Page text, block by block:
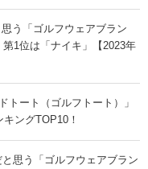
う「ゴルフウェアブラン
1位は「ナイキ」【2023年
トート（ゴルフトート）」
ングTOP10！
と思う「ゴルフウェアブラン